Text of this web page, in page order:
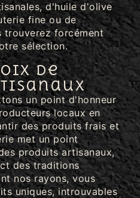
d'huile d'olive
fine ou de
trouverez forcément
sélection.
de
un point d'honneur
locaux en
des produits frais et
met un point
produits artisanaux,
des traditions
nos rayons, vous
uniques, introuvables